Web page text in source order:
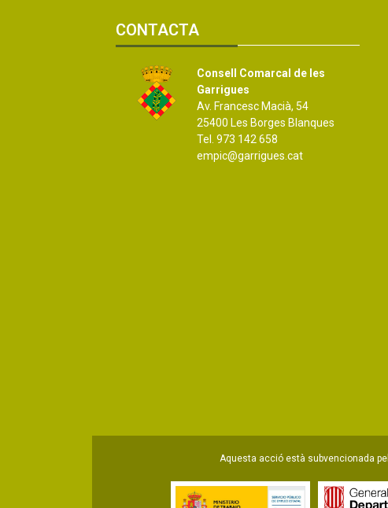
CONTACTA
Consell Comarcal de les
Garrigues
Av. Francesc Macià, 54
25400 Les Borges Blanques
Tel. 973 142 658
empic@garrigues.cat
Aquesta acció està subvencionada